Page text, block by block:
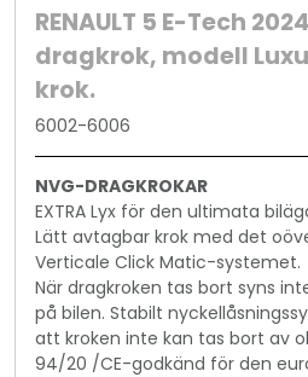
RENAULT 5 E-Tech
dragkrok, modell
krok.
6002-6006
NVG-DRAGKROKAR
EXTRA Lyx för den ultimata
Lätt avtagbar krok med det
Verticale Click Matic-systemet.
När dragkroken tas bort syns
på bilen. Stabilt
att kroken inte kan tas bort av
94/20 /CE-godkänd för den